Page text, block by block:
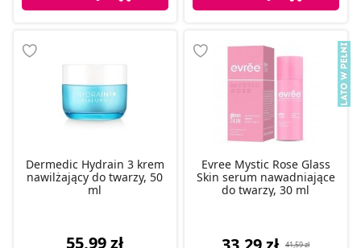
Dermedic Hydrain 3 krem
nawilżający do twarzy, 50
ml
55,99 zł
Evree Mystic Rose Glass
Skin serum nawadniające
do twarzy, 30 ml
41,59 zł